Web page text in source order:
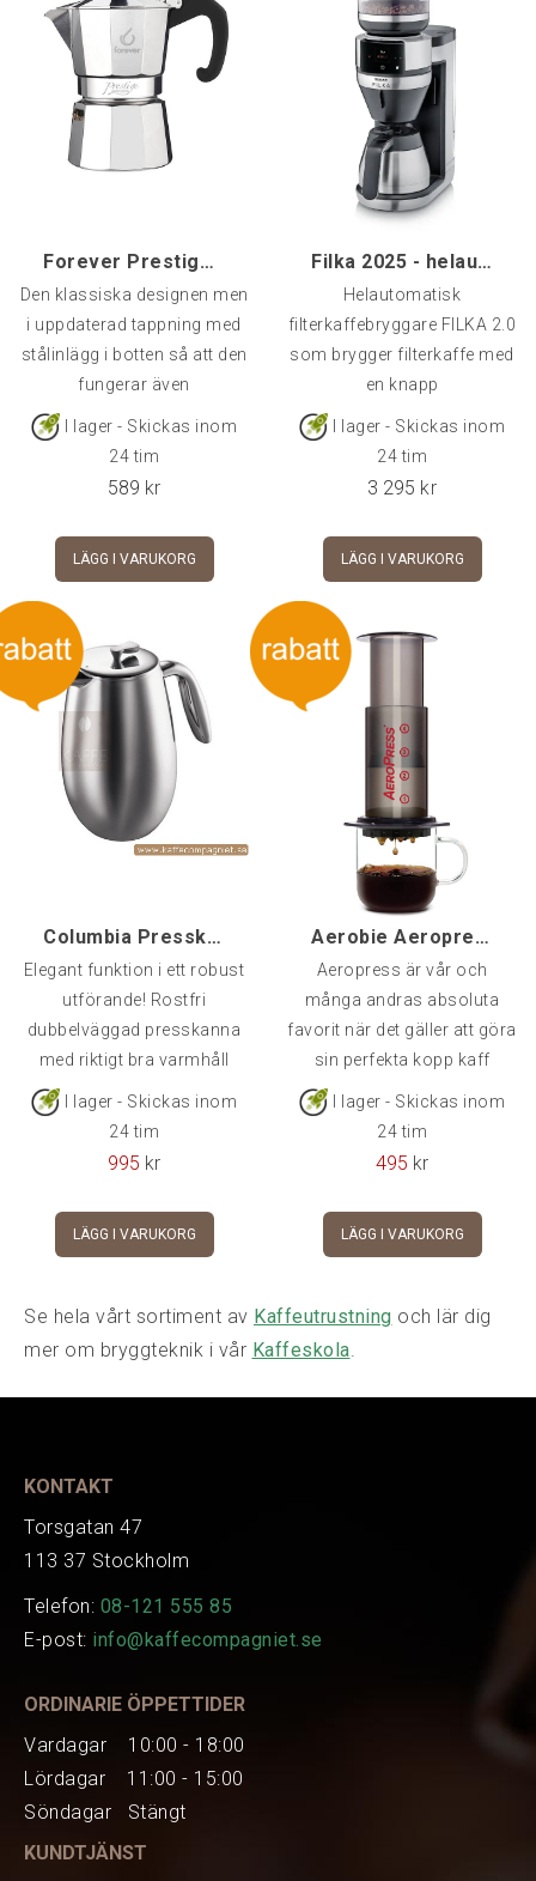
Forever Prestige 6-kopp Mokabryggare Induktion
Den klassiska designen men
i uppdaterad tappning med
stålinlägg i botten så att den
fungerar även
I lager - Skickas inom
24 tim
589 kr
LÄGG I VARUKORG
Filka 2025 - helautomatisk filterkaffebryggare, Te
Helautomatisk
filterkaffebryggare FILKA 2.0
som brygger filterkaffe med
en knapp
I lager - Skickas inom
24 tim
3 295 kr
LÄGG I VARUKORG
Columbia Presskanna 8-kopp
Elegant funktion i ett robust
utförande! Rostfri
dubbelväggad presskanna
med riktigt bra varmhåll
I lager - Skickas inom
24 tim
995 kr
LÄGG I VARUKORG
Aerobie Aeropress
Aeropress är vår och
många andras absoluta
favorit när det gäller att göra
sin perfekta kopp kaff
I lager - Skickas inom
24 tim
495 kr
LÄGG I VARUKORG
Se hela vårt sortiment av Kaffeutrustning och lär dig
mer om bryggteknik i vår Kaffeskola.
KONTAKT
Torsgatan 47
113 37 Stockholm
Telefon: 08-121 555 85
E-post: info@kaffecompagniet.se
ORDINARIE ÖPPETTIDER
Vardagar 10:00 - 18:00
Lördagar 11:00 - 15:00
Söndagar Stängt
KUNDTJÄNST